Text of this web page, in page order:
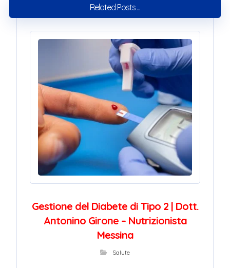
Related Posts ...
Gestione del Diabete di Tipo 2 | Dott.
Antonino Girone – Nutrizionista
Messina
Salute